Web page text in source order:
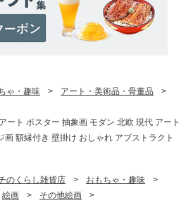
ゃ・趣味 > アート・美術品・骨董品
>
ート ポスター 抽象画 モダン 北欧 現代 アート
額縁付き 壁掛け おしゃれ アブストラクト
のくらし雑貨店 > おもちゃ・趣味
>
絵画 > その他絵画
>